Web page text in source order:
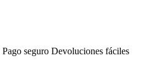
Pago seguro Devoluciones fáciles